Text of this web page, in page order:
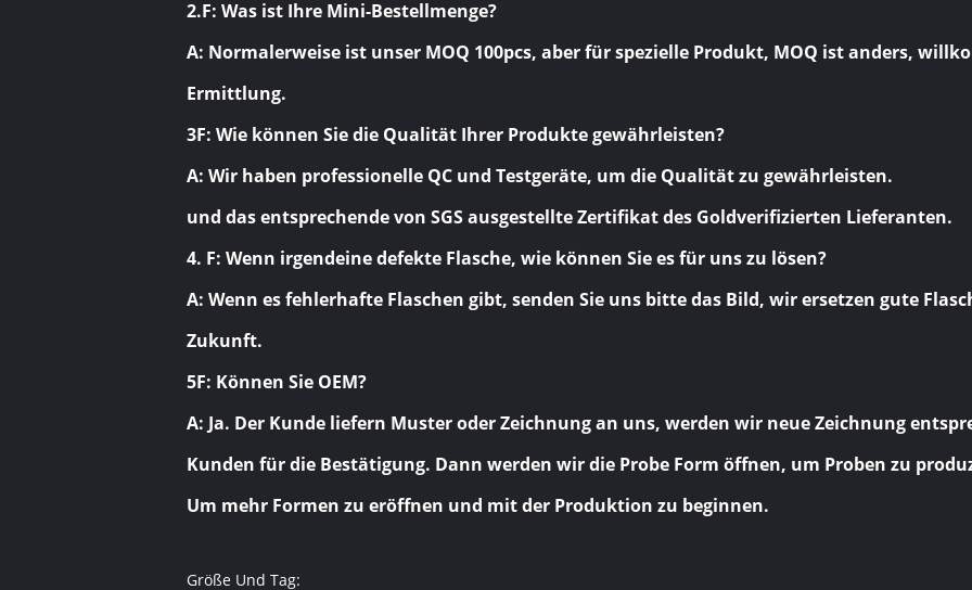
2.F: Was ist Ihre Mini-Bestellmenge?
A: Normalerweise ist unser MOQ 100pcs, aber für spezielle Produkt, MOQ ist anders,
Ermittlung.
3F: Wie können Sie die Qualität Ihrer Produkte gewährleisten?
A: Wir haben professionelle QC und Testgeräte, um die Qualität zu gewährleisten.
und das entsprechende von SGS ausgestellte Zertifikat des Goldverifizierten Lieferanten.
4. F: Wenn irgendeine defekte Flasche, wie können Sie es für uns zu lösen?
A: Wenn es fehlerhafte Flaschen gibt, senden Sie uns bitte das Bild, wir ersetzen gute
Zukunft.
5F: Können Sie OEM?
A: Ja. Der Kunde liefern Muster oder Zeichnung an uns, werden wir neue Zeichnung
Kunden für die Bestätigung. Dann werden wir die Probe Form öffnen, um Proben zu
Um mehr Formen zu eröffnen und mit der Produktion zu beginnen.
Größe Und Tag: